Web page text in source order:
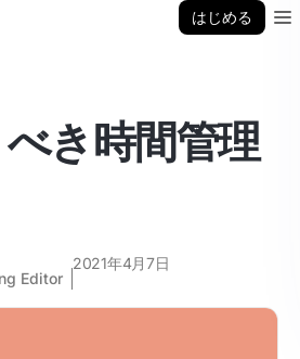
はじめる
き時間管理
Editor
2021年4月7日